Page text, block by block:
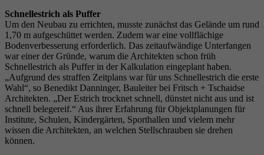
Schnellestrich als Puffer
Um den Neubau zu errichten, musste zunächst das Gelände um rund
1,70 m aufgeschüttet werden. Zudem war eine vollflächige
Bodenverbesserung erforderlich. Das zeitaufwändige Unterfangen
war einer der Gründe, warum die Architekten schon früh
Schnellestrich als Puffer in der Kalkulation eingeplant haben.
„Aufgrund des straffen Zeitplans war für uns Schnellestrich die erste
Wahl“, so Benedikt Danninger, Bauleiter bei Fritsch + Tschaidse
Architekten. „Der Estrich trocknet schnell, dünstet nicht aus und ist
schnell belegereif.“ Aus ihrer Erfahrung für Objektplanungen für
Institute, Schulen, Kindergärten, Sporthallen und vielem mehr
wissen die Architekten, an welchen Stellschrauben sie drehen
können.